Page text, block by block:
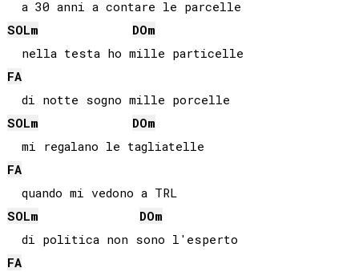
SOLm DOm
FA
SOLm DOm
FA
  quando mi vedono a TRL
SOLm DOm
FA